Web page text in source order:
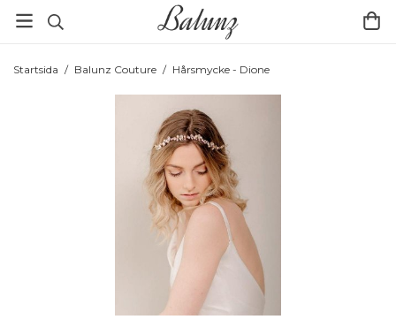
Startsida / Balunz Couture / Hårsmycke - Dione